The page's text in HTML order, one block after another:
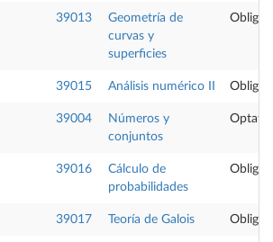
39013
Geometría de
curvas y
superficies
39015 Análisis numérico II
39004
Números y
conjuntos
39016
Cálculo de
probabilidades
39017 Teoría de Galois